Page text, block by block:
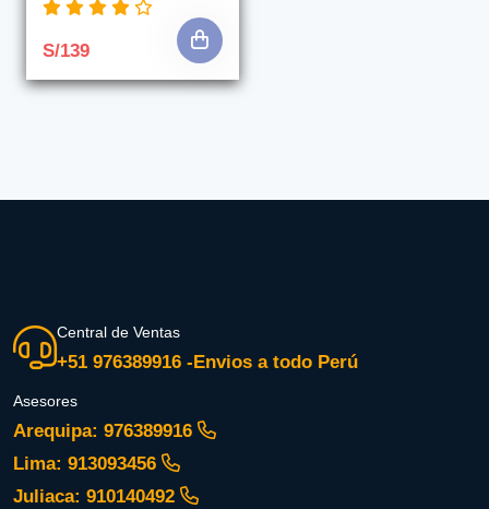
S/139
Central de Ventas
+51 976389916 -Envios a todo Perú
Asesores
Arequipa: 976389916
Lima: 913093456
Juliaca: 910140492